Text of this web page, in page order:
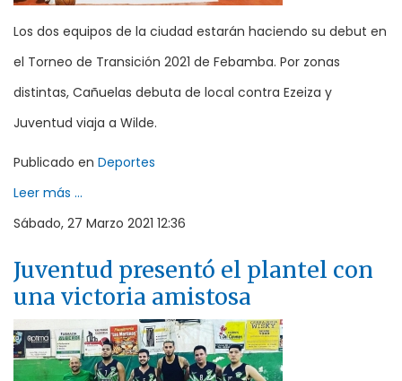
Los dos equipos de la ciudad estarán haciendo su debut en
el Torneo de Transición 2021 de Febamba. Por zonas
distintas, Cañuelas debuta de local contra Ezeiza y
Juventud viaja a Wilde.
Publicado en Deportes
Leer más ...
Sábado, 27 Marzo 2021 12:36
Juventud presentó el plantel con
una victoria amistosa